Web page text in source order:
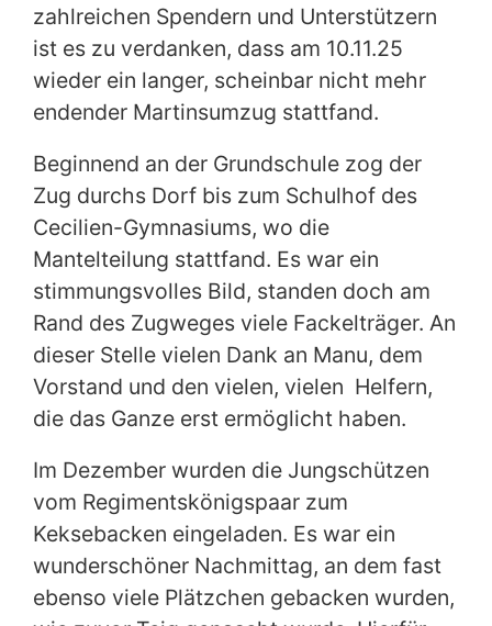
zahlreichen Spendern und Unterstützern
ist es zu verdanken, dass am 10.11.25
wieder ein langer, scheinbar nicht mehr
endender Martinsumzug stattfand.
Beginnend an der Grundschule zog der
Zug durchs Dorf bis zum Schulhof des
Cecilien-Gymnasiums, wo die
Mantelteilung stattfand. Es war ein
stimmungsvolles Bild, standen doch am
Rand des Zugweges viele Fackelträger. An
dieser Stelle vielen Dank an Manu, dem
Vorstand und den vielen, vielen Helfern,
die das Ganze erst ermöglicht haben.
Im Dezember wurden die Jungschützen
vom Regimentskönigspaar zum
Keksebacken eingeladen. Es war ein
wunderschöner Nachmittag, an dem fast
ebenso viele Plätzchen gebacken wurden,